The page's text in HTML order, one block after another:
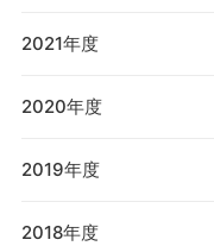
2021年度
2020年度
2019年度
2018年度